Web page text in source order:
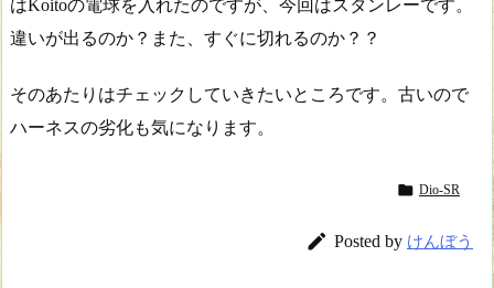
はKoitoの電球を入れたのですが、今回はスタンレーです。
違いが出るのか？また、すぐに切れるのか？？
そのあたりはチェックしていきたいところです。古いので
ハーネスの劣化も気になります。
 Dio-SR
 Posted by けんぼう